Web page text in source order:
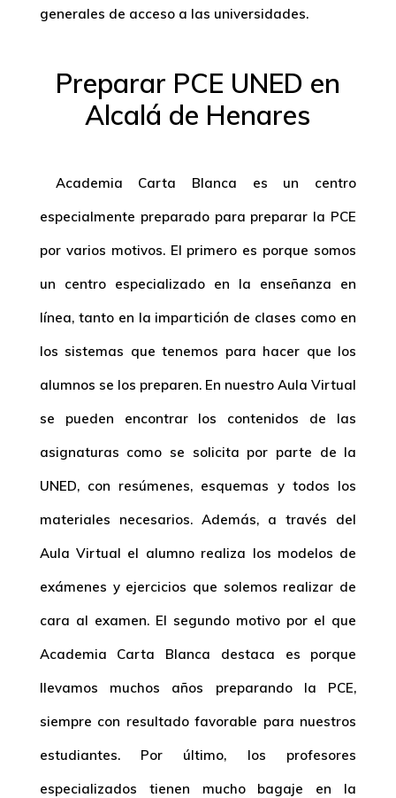
generales de acceso a las universidades.
Preparar PCE UNED en
Alcalá de Henares
Academia Carta Blanca es un centro
especialmente preparado para preparar la PCE
por varios motivos. El primero es porque somos
un centro especializado en la enseñanza en
línea, tanto en la impartición de clases como en
los sistemas que tenemos para hacer que los
alumnos se los preparen. En nuestro Aula Virtual
se pueden encontrar los contenidos de las
asignaturas como se solicita por parte de la
UNED, con resúmenes, esquemas y todos los
materiales necesarios. Además, a través del
Aula Virtual el alumno realiza los modelos de
exámenes y ejercicios que solemos realizar de
cara al examen. El segundo motivo por el que
Academia Carta Blanca destaca es porque
llevamos muchos años preparando la PCE,
siempre con resultado favorable para nuestros
estudiantes. Por último, los profesores
especializados tienen mucho bagaje en la